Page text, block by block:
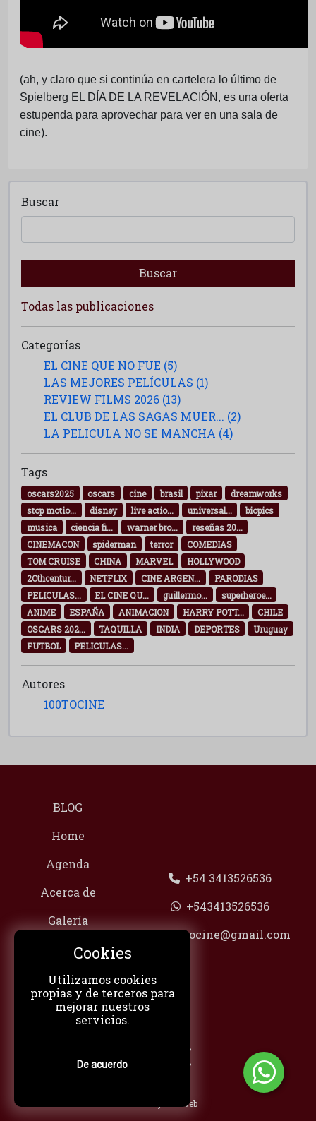
Cookies
Utilizamos cookies
propias y de terceros para
mejorar nuestros
servicios.
De acuerdo
(ah, y claro que si continúa en cartelera lo último de
Spielberg EL DÍA DE LA REVELACIÓN, es una oferta
estupenda para aprovechar para ver en una sala de
cine).
Buscar
Buscar
Todas las publicaciones
Categorías
EL CINE QUE NO FUE (5)
LAS MEJORES PELÍCULAS (1)
REVIEW FILMS 2026 (13)
EL CLUB DE LAS SAGAS MUER... (2)
LA PELICULA NO SE MANCHA (4)
Tags
oscars2025 oscars cine brasil pixar
dreamworks
stop motio...
disney live actio... universal...
biopics
musica
ciencia fi... warner bro...
reseñas 20...
CINEMACON
spiderman terror
COMEDIAS
TOM CRUISE
CHINA MARVEL
HOLLYWOOD
2Othcentur...
NETFLIX CINE ARGEN...
PARODIAS
PELICULAS...
EL CINE QU... guillermo...
superheroe...
ANIME
ESPAÑA ANIMACION HARRY POTT...
CHILE
OSCARS 202...
TAQUILLA INDIA DEPORTES
Uruguay
FUTBOL
PELICULAS...
Autores
100TOCINE
BLOG
Home
Agenda
Acerca de
Galería
Contacto
Redes
Categorías
+54 3413526536
+543413526536
100tocine@gmail.com
DonWeb